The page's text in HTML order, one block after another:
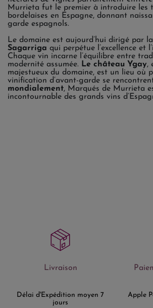
Murrieta fut le premier à introduire les
bordelaises en Espagne, donnant
garde espagnols.
Le domaine est aujourd’hui dirigé par
Sagarriga qui perpétue l’excellence et
Chaque vin incarne l’équilibre entre
modernité assumée.
Le château Ygay,
majestueux du domaine, est un lieu où
vinification d’avant-garde se
mondialement, Marqués de Murrieta
incontournable des grands vins
Livraison
Délai d'Expédition moyen 7
jours
Apple